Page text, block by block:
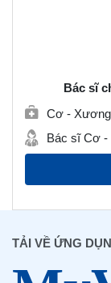
Bác sĩ
Cơ -
Bác sĩ Cơ
TẢI VỀ ỨNG